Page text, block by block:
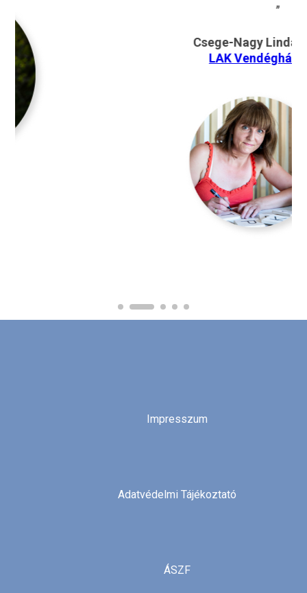
Csege-Nagy Linda,Kikapcsol-
LAK Vendégház, Bogács
Impresszum
Adatvédelmi Tájékoztató
ÁSZF